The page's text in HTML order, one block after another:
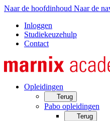
Naar de hoofdinhoud Naar de
Inloggen
Studiekeuzehulp
Contact
Opleidingen
Terug
Pabo opleidingen
Terug